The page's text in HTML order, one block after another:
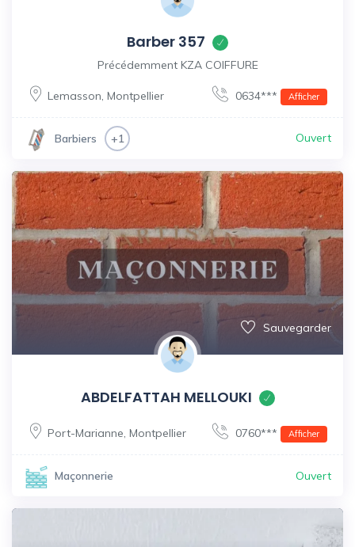
Barber 357
Précédemment KZA COIFFURE
Lemasson, Montpellier 0634*** Afficher
Barbiers +1 Ouvert
Sauvegarder
ABDELFATTAH MELLOUKI
Port-Marianne, Montpellier 0760*** Afficher
Maçonnerie Ouvert